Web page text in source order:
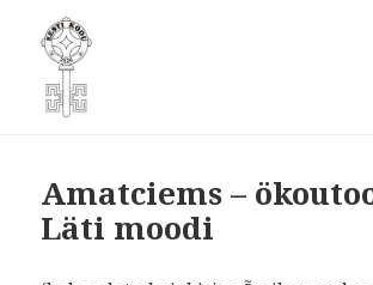
MTÜ
Amatciems –
Läti moodi